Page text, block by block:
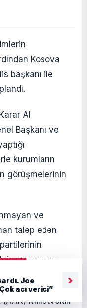
Kosova
başkanı ile
Al
Başkanı ve
kurumların
görüşmelerinin
ve
talep eden
anayasaya
(AAK) Milletvekili
Joe
acı verici”
›